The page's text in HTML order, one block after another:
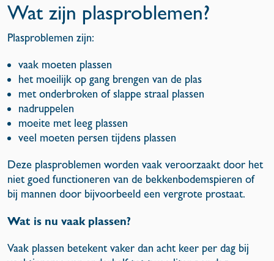
Wat zijn plasproblemen?
Plasproblemen zijn:
vaak moeten plassen
het moeilijk op gang brengen van de plas
met onderbroken of slappe straal plassen
nadruppelen
moeite met leeg plassen
veel moeten persen tijdens plassen
Deze plasproblemen worden vaak veroorzaakt door het
niet goed functioneren van de bekkenbodemspieren of
bij mannen door bijvoorbeeld een vergrote prostaat.
Wat is nu vaak plassen?
Vaak plassen betekent vaker dan acht keer per dag bij